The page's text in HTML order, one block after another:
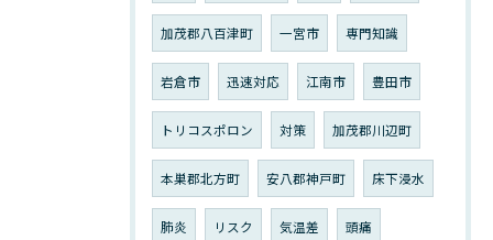
加茂郡八百津町 一宮市 専門知識
岩倉市 迅速対応 江南市 豊田市
トリコスポロン 対策 加茂郡川辺町
本巣郡北方町 安八郡神戸町 床下浸水
肺炎 リスク 気温差 頭痛